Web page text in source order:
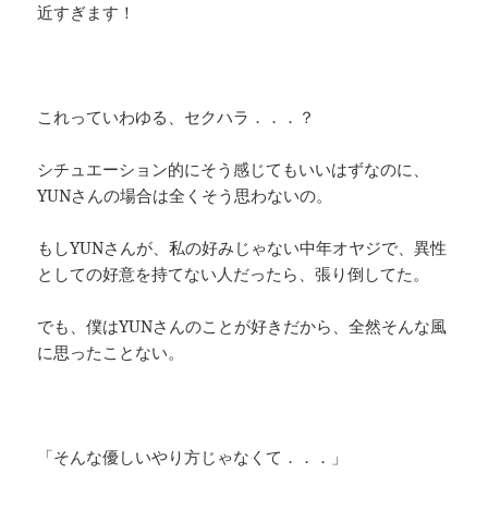
近すぎます！
これっていわゆる、セクハラ．．．？
シチュエーション的にそう感じてもいいはずなのに、
YUNさんの場合は全くそう思わないの。
もしYUNさんが、私の好みじゃない中年オヤジで、異性
としての好意を持てない人だったら、張り倒してた。
でも、僕はYUNさんのことが好きだから、全然そんな風
に思ったことない。
「そんな優しいやり方じゃなくて．．．」